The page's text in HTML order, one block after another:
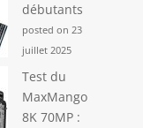
débutants
posted on 23
juillet 2025
Test du
MaxMango
8K 70MP :